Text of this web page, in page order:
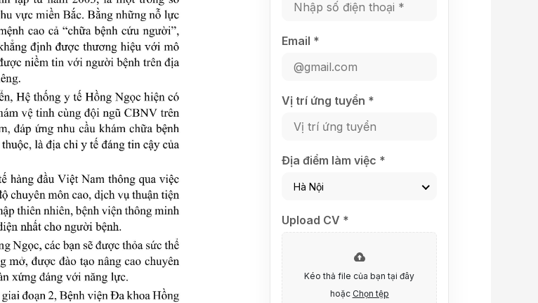
Bệnh học Tim mạch
Tim mạch
Ngoại khoa
Tâm lý và sức khỏe tâm
thần
Nam học
Email *
Vị trí ứng tuyển *
Địa điểm làm việc *
Hà Nội
Upload CV *
Kéo thả file của bạn tại đây
hoặc Chọn tệp